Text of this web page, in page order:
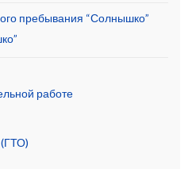
пребывания “Солнышко”
работе
(ГТО)